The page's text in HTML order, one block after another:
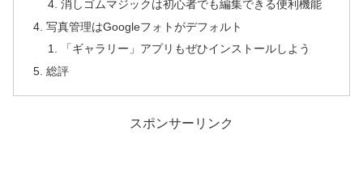
消しゴムマジックは初心者でも編集できる便利機能
写真管理はGoogleフォトがデフォルト
「ギャラリー」アプリもぜひインストールしよう
総評
スポンサーリンク